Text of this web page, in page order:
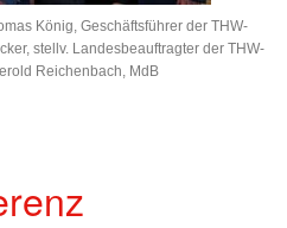
König, Geschäftsführer der THW-
stellv. Landesbeauftragter der THW-
Reichenbach, MdB